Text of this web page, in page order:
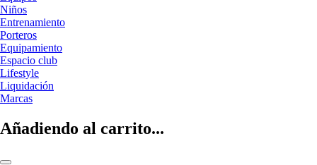
Niños
Entrenamiento
Porteros
Equipamiento
Espacio club
Lifestyle
Liquidación
Marcas
Añadiendo al carrito...